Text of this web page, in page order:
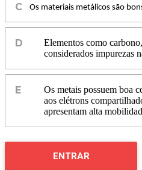
Os materiais metálicos são
Elementos como
considerados impurezas
Os metais possuem boa
aos elétrons
apresentam alta
ENTRAR